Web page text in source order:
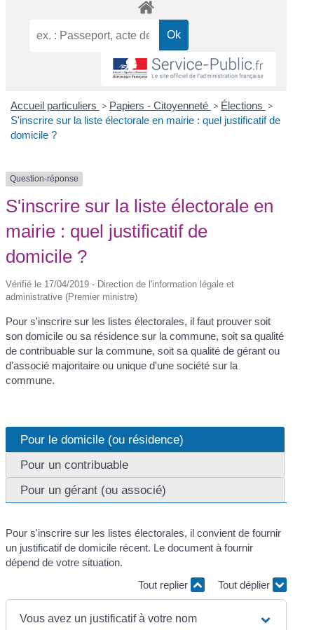
Accueil particuliers > Papiers - Citoyenneté > Élections >
S'inscrire sur la liste électorale en mairie : quel justificatif de
domicile ?
Question-réponse
S'inscrire sur la liste électorale en
mairie : quel justificatif de
domicile ?
Vérifié le 17/04/2019 - Direction de l'information légale et
administrative (Premier ministre)
Pour s'inscrire sur les listes électorales, il faut prouver soit
son domicile ou sa résidence sur la commune, soit sa qualité
de contribuable sur la commune, soit sa qualité de gérant ou
d'associé majoritaire ou unique d'une société sur la
commune.
Pour le domicile (ou résidence)
Pour un contribuable
Pour un gérant (ou associé)
Pour s'inscrire sur les listes électorales, il convient de fournir
un justificatif de domicile récent. Le document à fournir
dépend de votre situation.
Tout replier
Tout déplier
Vous avez un justificatif à votre nom